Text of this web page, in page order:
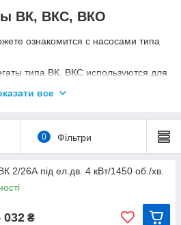
ВК, ВКС, ВКО
ознакомится с насосами типа
типа ВК, ВКС используются для
в температурном диапазоне
на следующие группы
с колпаком-расширителем,
залитому насосу ВКС
трубопровода.
о вихревых консольных
все
0 Фільтри
2/26А під ел.дв. 4 кВт/1450 об./хв.
032 ₴